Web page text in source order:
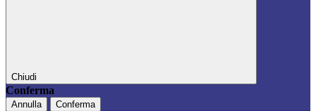
Chiudi
Conferma
Annulla Conferma